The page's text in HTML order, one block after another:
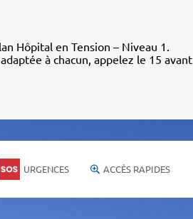
Hôpital en Tension – Niveau 1.
à chacun, appelez le 15 avant
URGENCES ACCÈS RAPIDES